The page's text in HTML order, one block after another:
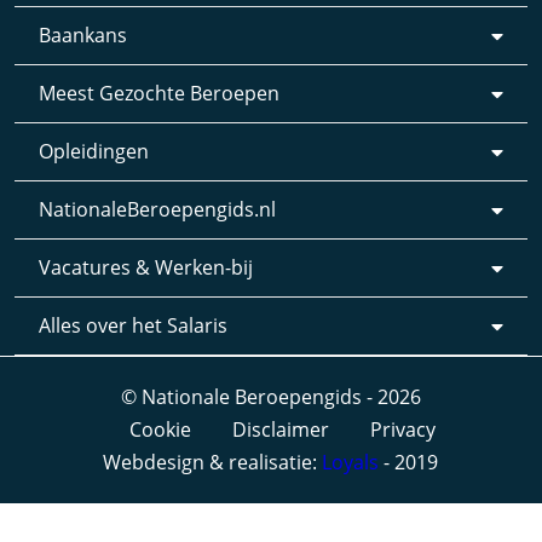
Baankans
Meest Gezochte Beroepen
Opleidingen
NationaleBeroepengids.nl
Vacatures & Werken-bij
Alles over het Salaris
© Nationale Beroepengids - 2026
Cookie
Disclaimer
Privacy
Webdesign & realisatie: Loyals - 2019